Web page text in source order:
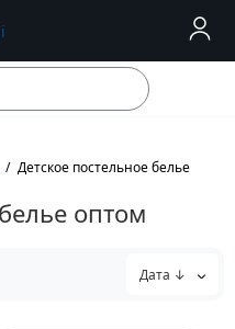
Детское постельное белье
оптом
Дата ↓